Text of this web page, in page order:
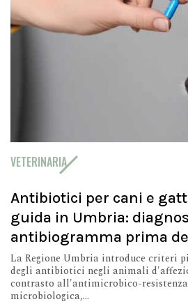
VETERINARIA
Antibiotici per cani e
guida in Umbria:
antibiogramma prima
La Regione Umbria introduce criteri
degli antibiotici negli animali
contrasto all'antimicrobico-
microbiologica,...